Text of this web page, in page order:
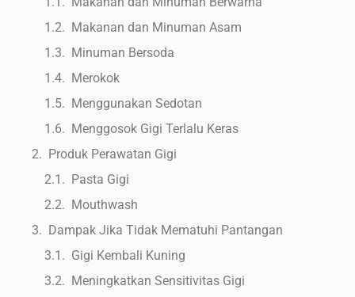
Makanan dan Minuman Asam
Minuman Bersoda
Merokok
Menggunakan Sedotan
Menggosok Gigi Terlalu Keras
Produk Perawatan Gigi
Pasta Gigi
Mouthwash
Dampak Jika Tidak Mematuhi Pantangan
Gigi Kembali Kuning
Meningkatkan Sensitivitas Gigi